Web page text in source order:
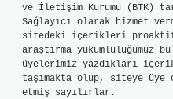
ve İletişim Kurumu (BTK)
Sağlayıcı olarak hizmet
sitedeki içerikleri proaktif
araştırma yükümlülüğümüz
üyelerimiz yazdıkları
taşımakta olup, siteye üye
etmiş sayılırlar.